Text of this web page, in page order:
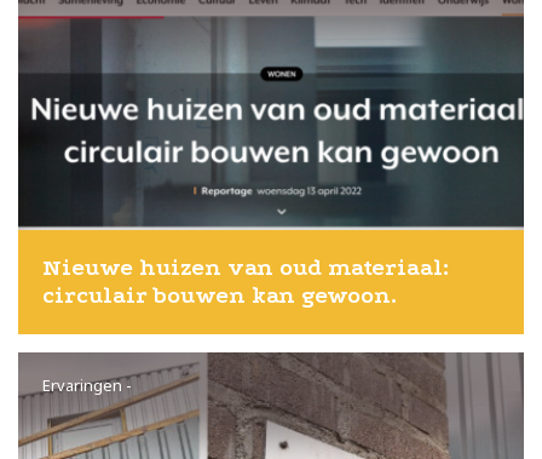
Nieuwe huizen van oud materiaal:
circulair bouwen kan gewoon.
Ervaringen-